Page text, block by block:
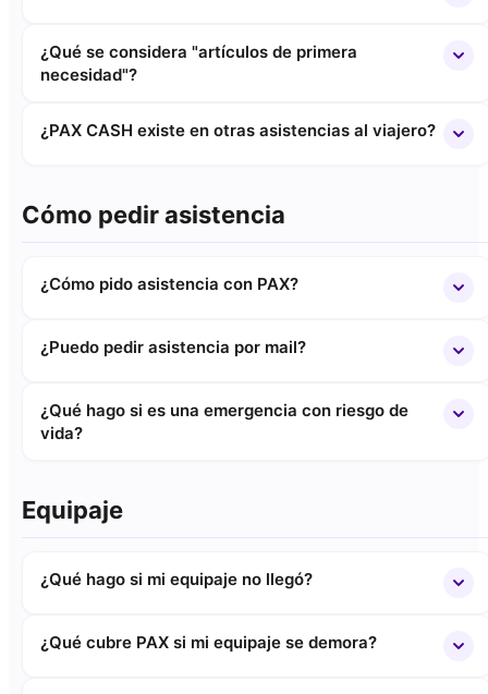
¿Qué se considera "artículos de primera
necesidad"?
¿PAX CASH existe en otras asistencias al viajero?
Cómo pedir asistencia
¿Cómo pido asistencia con PAX?
¿Puedo pedir asistencia por mail?
¿Qué hago si es una emergencia con riesgo de
vida?
Equipaje
¿Qué hago si mi equipaje no llegó?
¿Qué cubre PAX si mi equipaje se demora?